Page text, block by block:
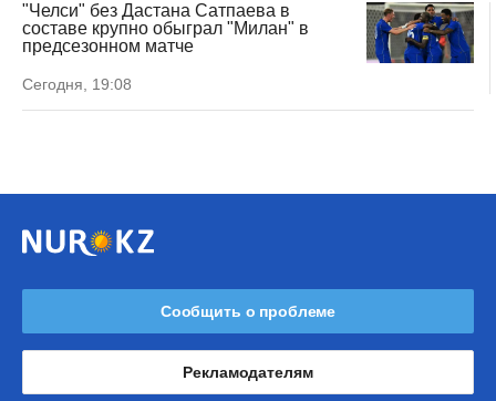
"Челси" без Дастана Сатпаева в
составе крупно обыграл "Милан" в
предсезонном матче
Сегодня, 19:08
Сообщить о проблеме
Рекламодателям